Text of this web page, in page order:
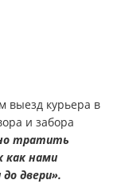
выезд курьера в
и забора
тратить
как нами
двери».